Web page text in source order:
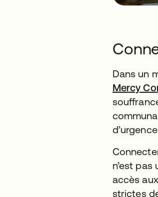
Dans un
Mercy
n’est
accès
strictes